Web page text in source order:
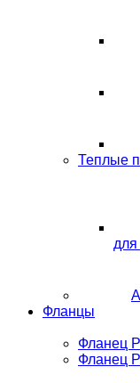
Теплые
для
Фланцы
Фланец
Фланец